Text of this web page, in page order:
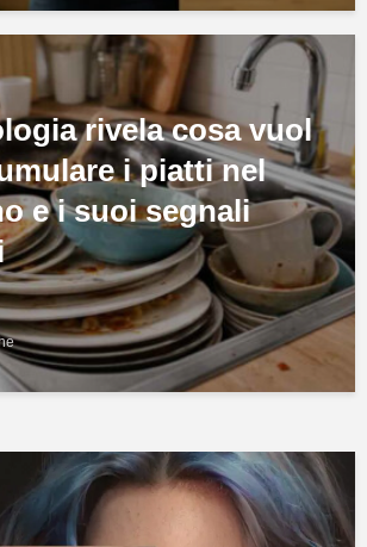
rivela cosa vuol
i piatti nel
e i suoi segnali